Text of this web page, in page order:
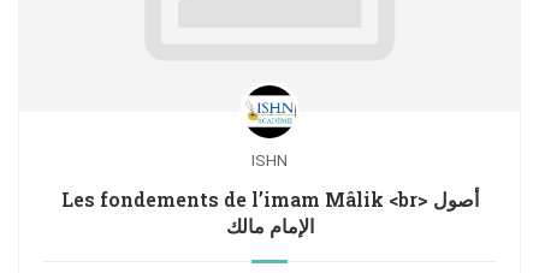
ISHN
Les fondements de l’imam Mâlik <br> أصول
الإمام مالك